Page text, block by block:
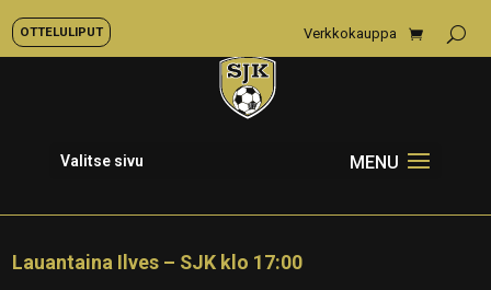
OTTELULIPUT Verkkokauppa
Valitse sivu
Lauantaina Ilves – SJK klo 17:00